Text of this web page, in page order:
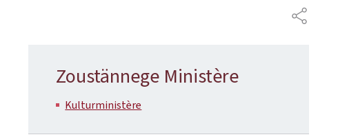
Zoustännege Ministère
Kulturministère